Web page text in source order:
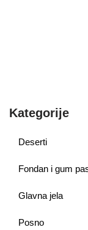
Kategorije
Deserti
Fondan i gum
Glavna jela
Posno